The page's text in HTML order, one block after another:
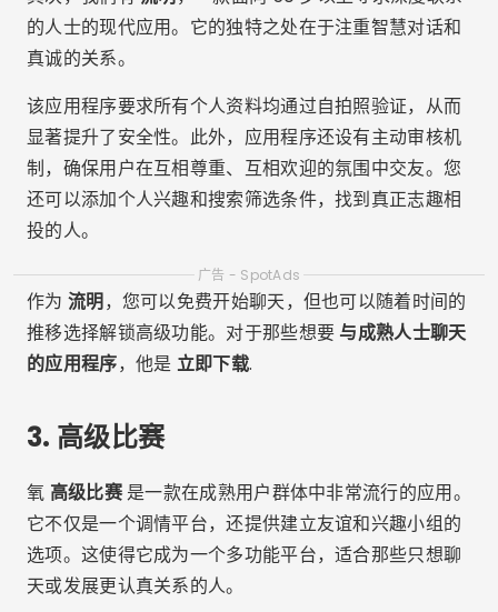
的人士的现代应用。它的独特之处在于注重智慧对话和
真诚的关系。
该应用程序要求所有个人资料均通过自拍照验证，从而
显著提升了安全性。此外，应用程序还设有主动审核机
制，确保用户在互相尊重、互相欢迎的氛围中交友。您
还可以添加个人兴趣和搜索筛选条件，找到真正志趣相
投的人。
广告 - SpotAds
作为 流明，您可以免费开始聊天，但也可以随着时间的
推移选择解锁高级功能。对于那些想要 与成熟人士聊天
的应用程序，他是 立即下载.
3. 高级比赛
氧 高级比赛是一款在成熟用户群体中非常流行的应用。
它不仅是一个调情平台，还提供建立友谊和兴趣小组的
选项。这使得它成为一个多功能平台，适合那些只想聊
天或发展更认真关系的人。